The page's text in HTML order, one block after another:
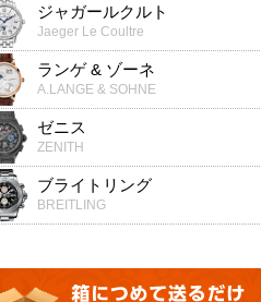
ジャガールクルト
Jaeger Le Coultre
ランゲ & ゾーネ
A.LANGE & SOHNE
ゼニス
ZENITH
ブライトリング
BREITLING